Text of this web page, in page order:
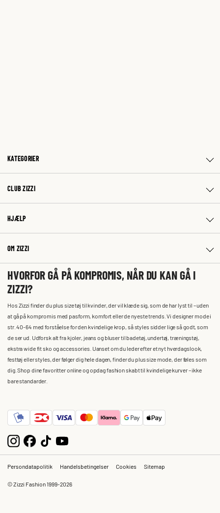
KATEGORIER
CLUB ZIZZI
HJÆLP
OM ZIZZI
HVORFOR GÅ PÅ KOMPROMIS, NÅR DU KAN GÅ I
ZIZZI?
Hos Zizzi finder du plus size tøj til kvinder, der vil klæde sig, som de har lyst til – uden
at gå på kompromis med pasform, komfort eller de nyeste trends. Vi designer mode i
str. 40-64 med forståelse for den kvindelige krop, så styles sidder lige så godt, som
de ser ud. Udforsk alt fra kjoler, jeans og bluser til badetøj, undertøj, træningstøj,
ekstra wide fit sko og accessories. Uanset om du leder efter et nyt hverdagslook,
festtøj eller styles, der følger dig hele dagen, finder du plus size mode, der føles som
dig. Shop dine favoritter online og opdag fashion skabt til kvindelige kurver – ikke
bare standarder.
Persondatapolitik Handelsbetingelser Cookies Sitemap
© Zizzi Fashion 1999-2026